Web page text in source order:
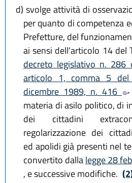
d) svolge attività di
per quanto di competenza
Prefetture, del
ai sensi dell'articolo 14 del
decreto legislativo n. 286
articolo 1, comma 5
dicembre 1989, n. 416
materia di asilo politico, di
dei cittadini
regolarizzazione dei
ed apolidi già presenti nel
convertito dallalegge 28
, e successive modifiche.